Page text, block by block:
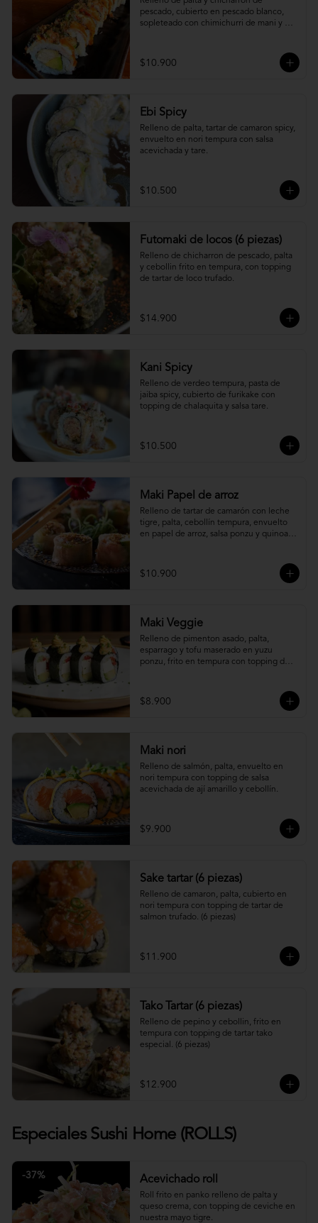
pescado, cubierto en pescado blanco,
sopleteado con chimichurri de mani y
$10.900
Ebi Spicy
Relleno de palta, tartar de camaron spicy,
envuelto en nori tempura con salsa
acevichada y tare.
$10.500
Futomaki de locos (6 piezas)
Relleno de chicharron de pescado, palta
y cebollin frito en tempura, con topping
de tartar de loco trufado.
$14.900
Kani Spicy
Relleno de verdeo tempura, pasta de
jaiba spicy, cubierto de furikake con
topping de chalaquita y salsa tare.
$10.500
Maki Papel de arroz
Relleno de tartar de camarón con leche
tigre, palta, cebollín tempura, envuelto
en papel de arroz, salsa ponzu y quinoa
$10.900
Maki Veggie
Relleno de pimenton asado, palta,
esparrago y tofu maserado en yuzu
ponzu, frito en tempura con topping de
$8.900
Maki nori
Relleno de salmón, palta, envuelto en
nori tempura con topping de salsa
acevichada de ají amarillo y cebollín.
$9.900
Sake tartar (6 piezas)
Relleno de camaron, palta, cubierto en
nori tempura con topping de tartar de
salmon trufado. (6 piezas)
$11.900
Tako Tartar (6 piezas)
Relleno de pepino y cebollin, frito en
tempura con topping de tartar tako
especial. (6 piezas)
$12.900
Especiales Sushi Home (ROLLS)
-37% Acevichado roll
Roll frito en panko relleno de palta y
queso crema, con topping de ceviche en
nuestra mayo tigre.